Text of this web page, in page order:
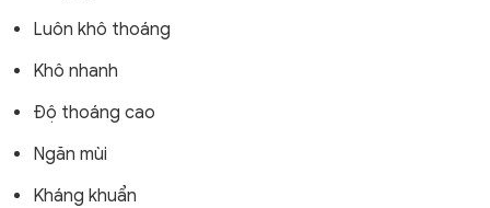
Luôn khô thoáng
Khô nhanh
Độ thoáng cao
Ngăn mùi
Kháng khuẩn